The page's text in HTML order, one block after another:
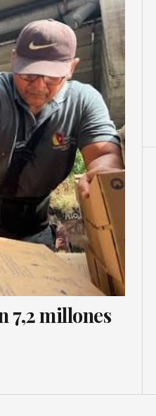
7,2 millones